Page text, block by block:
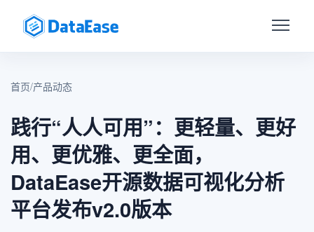
首页/产品动态
践行“人人可用”：更轻量、更好
用、更优雅、更全面，
DataEase开源数据可视化分析
平台发布v2.0版本